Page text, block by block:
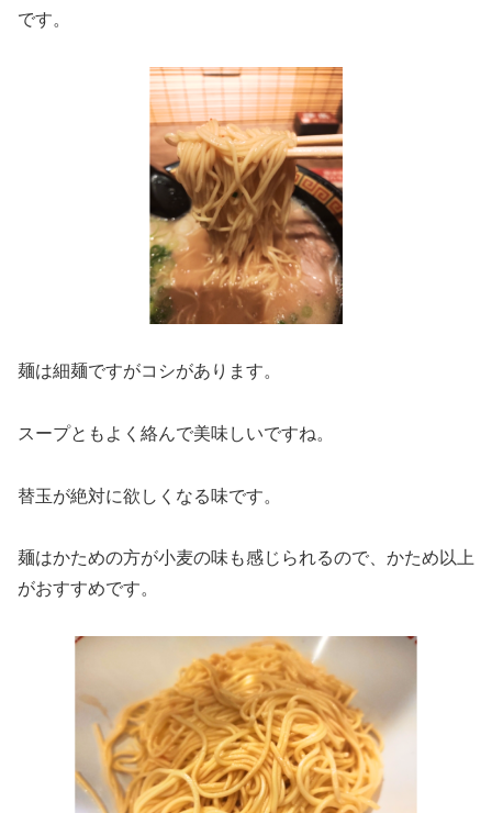
です。
麺は細麺ですがコシがあります。
スープともよく絡んで美味しいですね。
替玉が絶対に欲しくなる味です。
麺はかための方が小麦の味も感じられるので、かため以上
がおすすめです。